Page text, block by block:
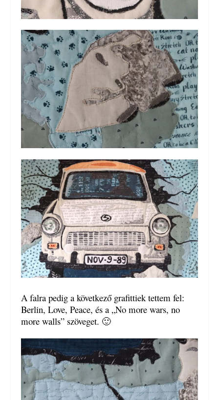
A falra pedig a következő grafittiek tettem fel:
Berlin, Love, Peace, és a „No more wars, no
more walls” szöveget. 🙂